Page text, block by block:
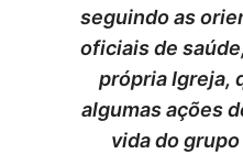
seguindo as
oficiais de
própria Igreja,
algumas ações
vida do